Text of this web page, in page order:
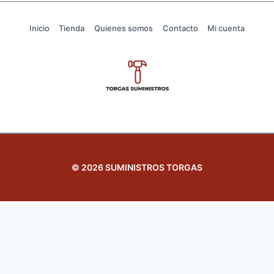
Inicio Tienda Quienes somos Contacto Mi cuenta
© 2026 SUMINISTROS TORGAS